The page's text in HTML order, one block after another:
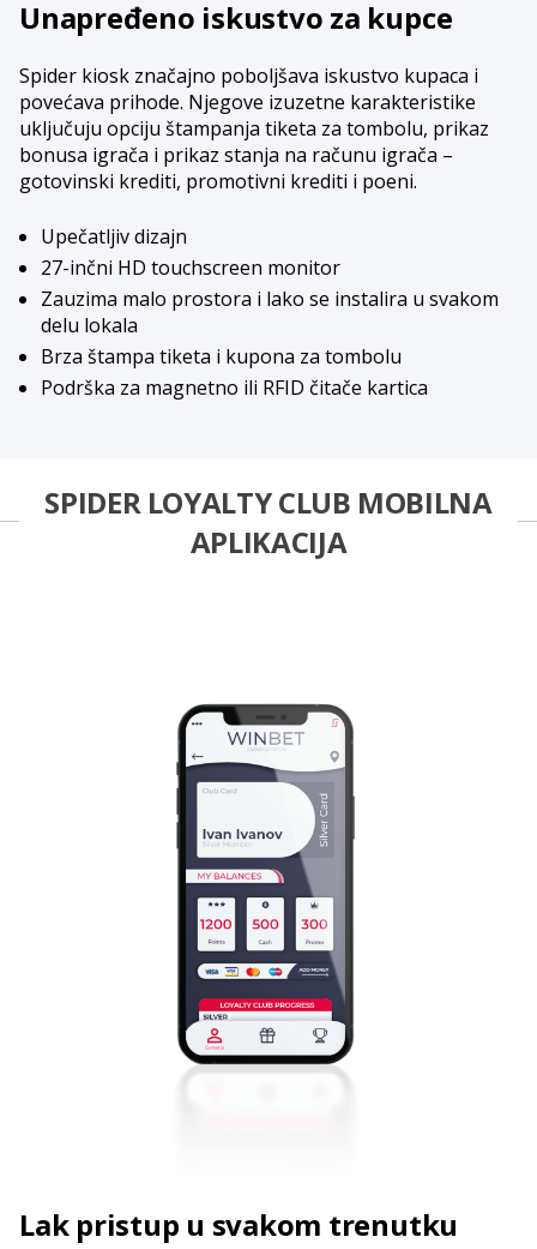
Unapređeno iskustvo za kupce
Spider kiosk značajno poboljšava iskustvo kupaca i
povećava prihode. Njegove izuzetne karakteristike
uključuju opciju štampanja tiketa za tombolu, prikaz
bonusa igrača i prikaz stanja na računu igrača –
gotovinski krediti, promotivni krediti i poeni.
Upečatljiv dizajn
27-inčni HD touchscreen monitor
Zauzima malo prostora i lako se instalira u svakom
delu lokala
Brza štampa tiketa i kupona za tombolu
Podrška za magnetno ili RFID čitače kartica
SPIDER LOYALTY CLUB MOBILNA
APLIKACIJA
Lak pristup u svakom trenutku